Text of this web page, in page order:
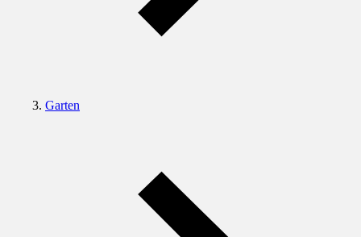
Garten